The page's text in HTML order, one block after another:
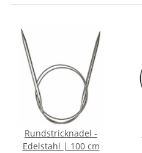
Rundstricknadel -
Edelstahl | 100 cm